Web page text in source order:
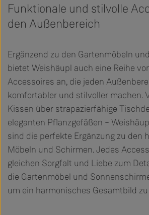
Funktionale und stilvolle
den Außenbereich
Ergänzend zu den Gartenmöbeln
bietet Weishäupl auch eine Reihe
Accessoires an, die jeden
komfortabler und stilvoller machen.
Kissen über strapazierfähige
eleganten Pflanzgefäßen –
sind die perfekte Ergänzung zu den
Möbeln und Schirmen. Jedes
gleichen Sorgfalt und Liebe zum
die Gartenmöbel und
um ein harmonisches Gesamtbild